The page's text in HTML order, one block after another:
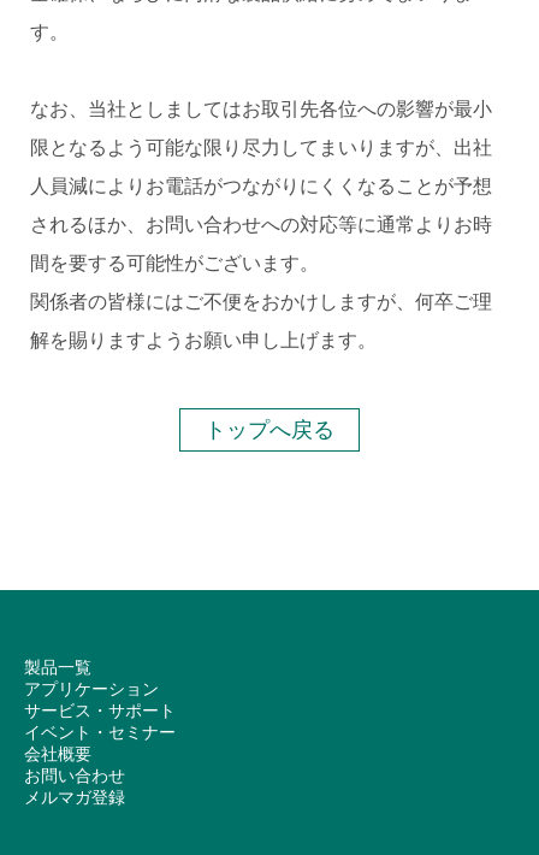
す。
なお、当社としましてはお取引先各位への影響が最小
限となるよう可能な限り尽力してまいりますが、出社
人員減によりお電話がつながりにくくなることが予想
されるほか、お問い合わせへの対応等に通常よりお時
間を要する可能性がございます。
関係者の皆様にはご不便をおかけしますが、何卒ご理
解を賜りますようお願い申し上げます。
トップへ戻る
製品一覧
アプリケーション
サービス・サポート
イベント・セミナー
会社概要
お問い合わせ
メルマガ登録